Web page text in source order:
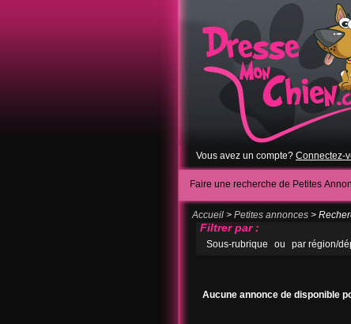
Vous avez un compte? Connectez-
Faire une recherche de Petites
Accueil > Petites annonces >
Filtrer par :
Sous-rubrique ou par région/
Aucune annonce de disponible